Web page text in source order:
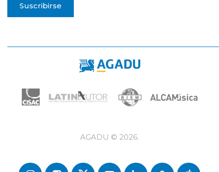
Suscribirse
AGADU © 2026.